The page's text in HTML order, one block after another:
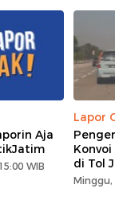
Aja
WIB
Lapor
di Tol
Minggu,